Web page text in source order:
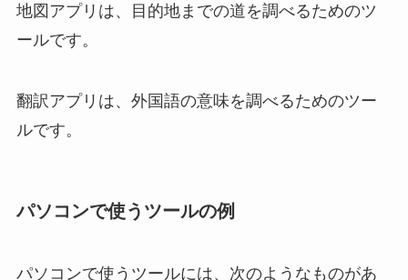
地図アプリは、目的地までの道を調べるためのツ
ールです。
翻訳アプリは、外国語の意味を調べるためのツー
ルです。
パソコンで使うツールの例
パソコンで使うツールには、次のようなものがあ